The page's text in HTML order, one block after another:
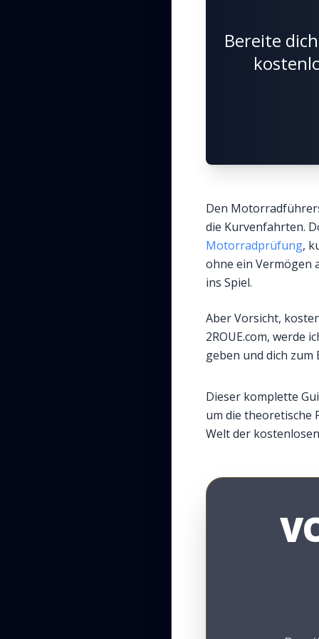
Bereite
Den
die Kurvenfahrten.
Motorradprüfung,
ohne ein Vermögen
ins Spiel.
Aber Vorsicht,
2ROUE.com, werde
geben und dich
Dieser komplette
um die theoretische
Welt der